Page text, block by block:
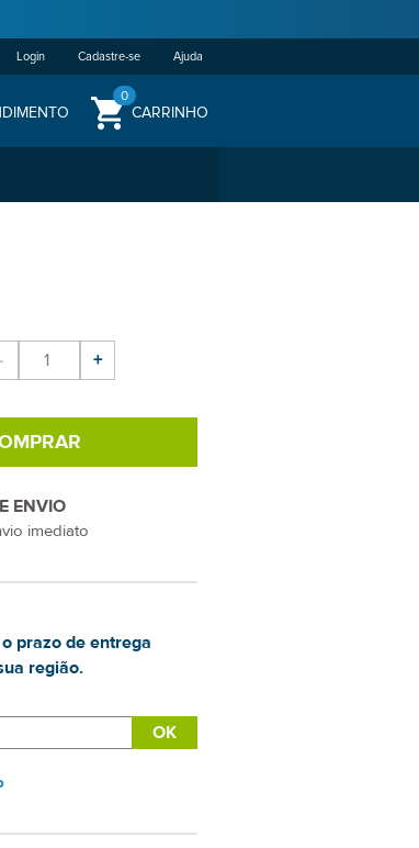
Login Cadastre-se Ajuda
CARRINHO
0
+
ENVIO
imediato
prazo de entrega
região.